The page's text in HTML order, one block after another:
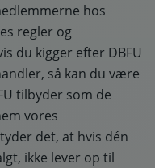
hos
regler og
du kigger efter DBFU
så kan du være
tilbyder som de
vores
det, at hvis dén
ikke lever op til